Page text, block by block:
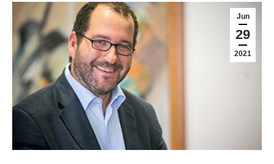
Jun
29
2021